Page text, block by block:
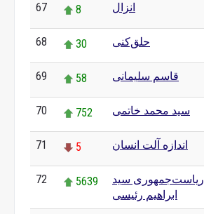
67 8 انزال
68 30 حلق‌کنی
69 58 قاسم سلیمانی
70 752 سید محمد خاتمی
71 5 اندازه آلت انسان
72 5639
ریاست‌جمهوری سید
ابراهیم رئیسی